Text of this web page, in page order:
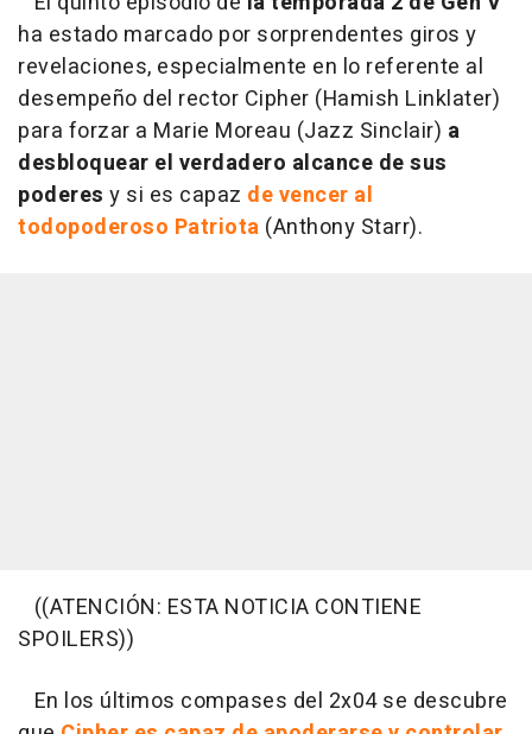
ha estado marcado por sorprendentes giros y
revelaciones, especialmente en lo referente al
desempeño del rector Cipher (Hamish Linklater)
para forzar a Marie Moreau (Jazz Sinclair) a
desbloquear el verdadero alcance de sus
poderes y si es capaz de vencer al
todopoderoso Patriota (Anthony Starr).
((ATENCIÓN: ESTA NOTICIA CONTIENE
SPOILERS))
En los últimos compases del 2x04 se descubre